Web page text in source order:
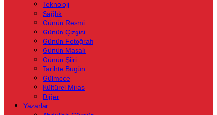
Teknoloji
Sağlık
Günün Resmi
Günün Çizgisi
Günün Fotoğrafı
Günün Masalı
Günün Şiiri
Tarihte Bugün
Gülmece
Kültürel Miras
Diğer
Yazarlar